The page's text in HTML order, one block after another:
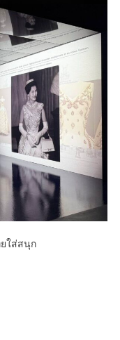
ใส่สนุก